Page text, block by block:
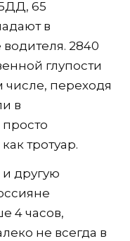
65
в
2840
глупости
числе, переходя
в
тротуар.
другую
4 часов,
не всегда в